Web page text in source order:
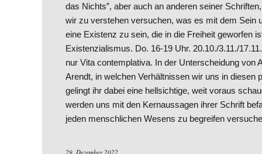
das Nichts”, aber auch an anderen seiner
wir zu verstehen versuchen, was es mit dem Sein
eine Existenz zu sein, die in die Freiheit geworfen
Existenzialismus. Do. 16-19 Uhr. 20.10./3.11./
nur Vita contemplativa. In der Unterscheidung von
Arendt, in welchen Verhältnissen wir uns in diesen
gelingt ihr dabei eine hellsichtige, weit voraus
werden uns mit den Kernaussagen ihrer Schrift
jeden menschlichen Wesens zu begreifen
29. Dezember 2022